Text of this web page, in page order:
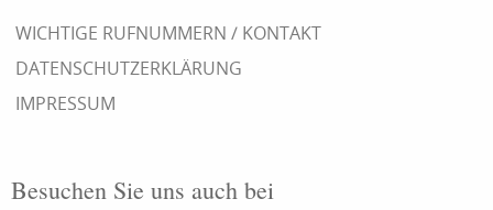
WICHTIGE RUFNUMMERN / KONTAKT
DATENSCHUTZERKLÄRUNG
IMPRESSUM
Besuchen Sie uns auch bei